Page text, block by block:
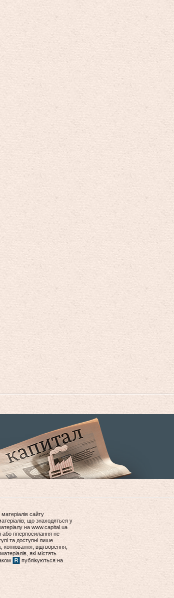
сайту
що знаходяться у
на www.capital.ua
гіперпосилання не
та доступні лише
відтворення,
які містять
публікуються на